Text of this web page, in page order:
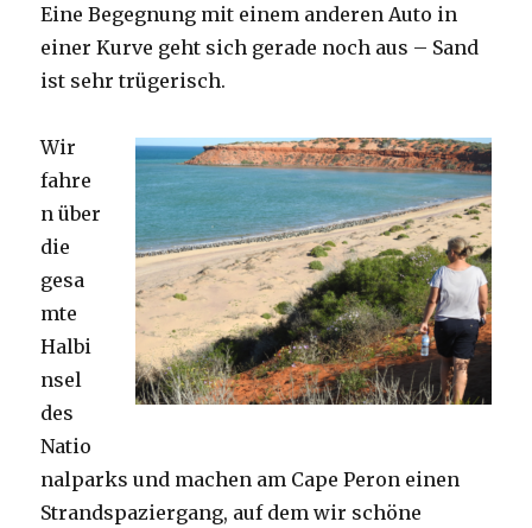
Eine Begegnung mit einem anderen Auto in
einer Kurve geht sich gerade noch aus – Sand
ist sehr trügerisch.
Wir
fahre
n über
die
gesa
mte
Halbi
nsel
des
Natio
nalparks und machen am Cape Peron einen
Strandspaziergang, auf dem wir schöne